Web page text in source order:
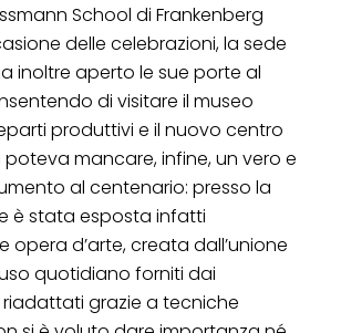
School di Frankenberg
delle celebrazioni, la sede
inoltre aperto le sue porte al
di visitare il museo
produttivi e il nuovo centro
poteva mancare, infine, un vero e
al centenario: presso la
è stata esposta infatti
opera d’arte, creata dall’unione
quotidiano forniti dai
grazie a tecniche